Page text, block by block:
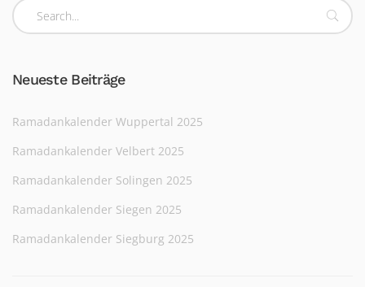
Neueste Beiträge
Ramadankalender Wuppertal 2025
Ramadankalender Velbert 2025
Ramadankalender Solingen 2025
Ramadankalender Siegen 2025
Ramadankalender Siegburg 2025